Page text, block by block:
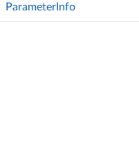
ParameterInfo